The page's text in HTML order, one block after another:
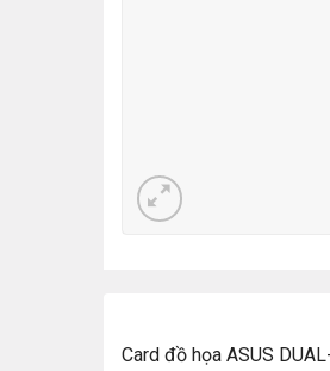
Card đồ họa ASUS